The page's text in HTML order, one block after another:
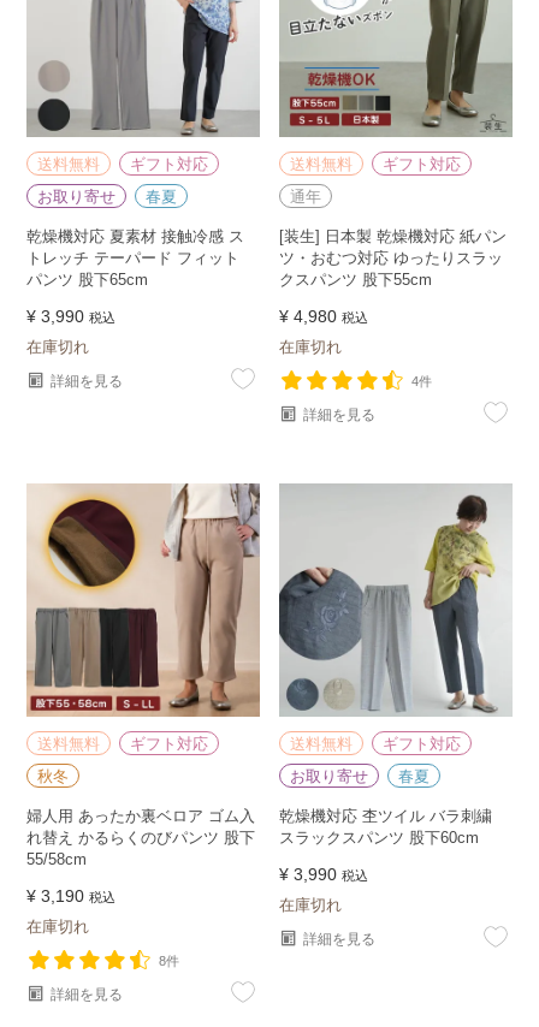
送料無料
ギフト対応
お取り寄せ
春夏
乾燥機対応 夏素材 接触冷感 ス
トレッチ テーパード フィット
パンツ 股下65cm
¥ 3,990 税込
在庫切れ
詳細を見る
送料無料
ギフト対応
通年
[装生] 日本製 乾燥機対応 紙パン
ツ・おむつ対応 ゆったりスラッ
クスパンツ 股下55cm
¥ 4,980 税込
在庫切れ
4件
詳細を見る
送料無料
ギフト対応
秋冬
婦人用 あったか裏ベロア ゴム入
れ替え かるらくのびパンツ 股下
55/58cm
¥ 3,190 税込
在庫切れ
8件
詳細を見る
送料無料
ギフト対応
お取り寄せ
春夏
乾燥機対応 杢ツイル バラ刺繍
スラックスパンツ 股下60cm
¥ 3,990 税込
在庫切れ
詳細を見る